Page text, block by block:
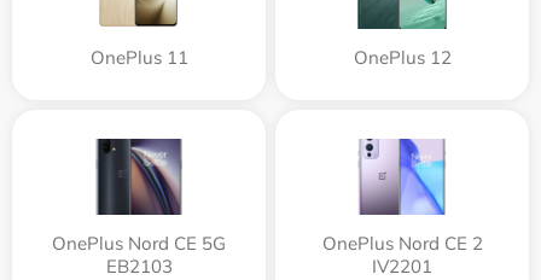
OnePlus 11 OnePlus 12
OnePlus Nord CE 5G
EB2103
OnePlus Nord CE 2
IV2201